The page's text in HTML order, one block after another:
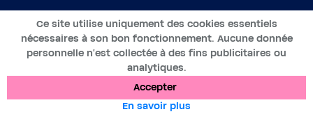
FR
2019-2025 ©BWT by Wess Soft - Tous droits réservés
Protection des donnéesCookiesMentions légales
Accepter
Ce site utilise uniquement des cookies essentiels
nécessaires à son bon fonctionnement. Aucune donnée
personnelle n’est collectée à des fins publicitaires ou
analytiques.
En savoir plus